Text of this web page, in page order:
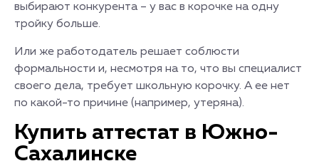
выбирают конкурента – у вас в корочке на одну
тройку больше.
Или же работодатель решает соблюсти
формальности и, несмотря на то, что вы специалист
своего дела, требует школьную корочку. А ее нет
по какой-то причине (например, утеряна).
Купить аттестат в Южно-
Сахалинске